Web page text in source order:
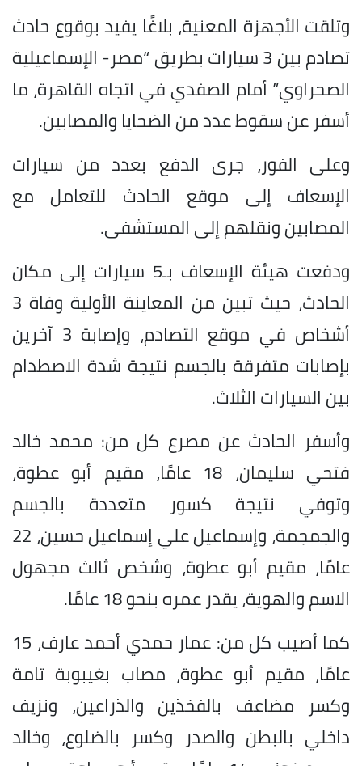
وتلقت الأجهزة المعنية، بلاغًا يفيد بوقوع حادث
تصادم بين 3 سيارات بطريق “مصر- الإسماعيلية
الصحراوي” أمام الصفدي في اتجاه القاهرة، ما
أسفر عن سقوط عدد من الضحايا والمصابين.
وعلى الفور، جرى الدفع بعدد من سيارات
الإسعاف إلى موقع الحادث للتعامل مع
المصابين ونقلهم إلى المستشفى.
ودفعت هيئة الإسعاف بـ5 سيارات إلى مكان
الحادث، حيث تبين من المعاينة الأولية وفاة 3
أشخاص في موقع التصادم، وإصابة 3 آخرين
بإصابات متفرقة بالجسم نتيجة شدة الاصطدام
بين السيارات الثلاث.
وأسفر الحادث عن مصرع كل من: محمد خالد
فتحي سليمان، 18 عامًا، مقيم أبو عطوة،
وتوفي نتيجة كسور متعددة بالجسم
والجمجمة، وإسماعيل علي إسماعيل حسين، 22
عامًا، مقيم أبو عطوة، وشخص ثالث مجهول
الاسم والهوية، يقدر عمره بنحو 18 عامًا.
كما أصيب كل من: عمار حمدي أحمد عارف، 15
عامًا، مقيم أبو عطوة، مصاب بغيبوبة تامة
وكسر مضاعف بالفخذين والذراعين، ونزيف
داخلي بالبطن والصدر وكسر بالضلوع، وخالد